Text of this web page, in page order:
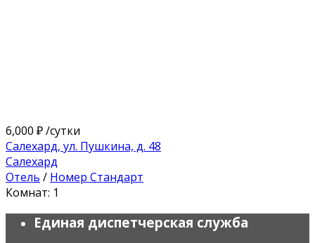
6,000 ₽/сутки
Салехард, ул. Пушкина, д. 48
Салехард
Отель / Номер Стандарт
Комнат: 1
Единая диспетчерская служба